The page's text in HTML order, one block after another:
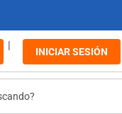
INICIAR SESIÓN